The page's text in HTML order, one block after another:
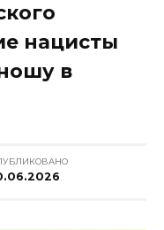
нацисты
в